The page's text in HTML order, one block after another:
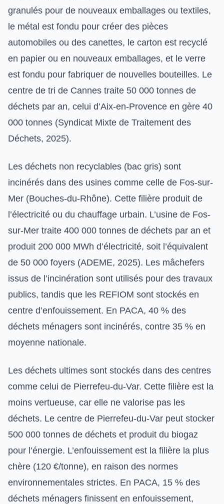
granulés pour de nouveaux emballages ou textiles,
le métal est fondu pour créer des pièces
automobiles ou des canettes, le carton est recyclé
en papier ou en nouveaux emballages, et le verre
est fondu pour fabriquer de nouvelles bouteilles. Le
centre de tri de Cannes traite 50 000 tonnes de
déchets par an, celui d’Aix-en-Provence en gère 40
000 tonnes (Syndicat Mixte de Traitement des
Déchets, 2025).
Les déchets non recyclables (bac gris) sont
incinérés dans des usines comme celle de Fos-sur-
Mer (Bouches-du-Rhône). Cette filière produit de
l’électricité ou du chauffage urbain. L’usine de Fos-
sur-Mer traite 400 000 tonnes de déchets par an et
produit 200 000 MWh d’électricité, soit l’équivalent
de 50 000 foyers (ADEME, 2025). Les mâchefers
issus de l’incinération sont utilisés pour des travaux
publics, tandis que les REFIOM sont stockés en
centre d’enfouissement. En PACA, 40 % des
déchets ménagers sont incinérés, contre 35 % en
moyenne nationale.
Les déchets ultimes sont stockés dans des centres
comme celui de Pierrefeu-du-Var. Cette filière est la
moins vertueuse, car elle ne valorise pas les
déchets. Le centre de Pierrefeu-du-Var peut stocker
500 000 tonnes de déchets et produit du biogaz
pour l’énergie. L’enfouissement est la filière la plus
chère (120 €/tonne), en raison des normes
environnementales strictes. En PACA, 15 % des
déchets ménagers finissent en enfouissement,